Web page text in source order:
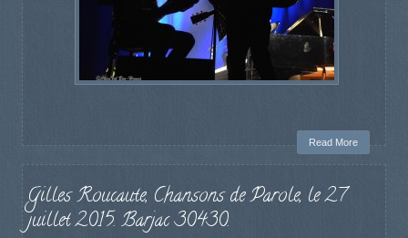
Read More
Gilles Roucaute, Chansons de Parole, le 27
juillet 2015. Barjac 30430.